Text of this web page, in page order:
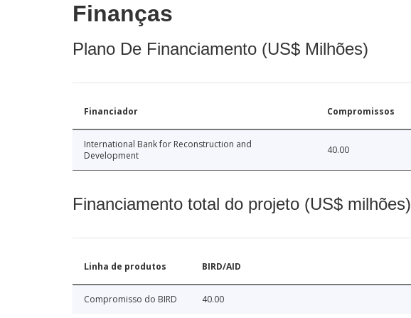
Finanças
Plano De Financiamento (US$ Milhões)
Financiador Compromissos
International Bank for Reconstruction and
Development
40.00
Financiamento total do projeto (US$ milhões)
Linha de produtos BIRD/AID
Compromisso do BIRD 40.00